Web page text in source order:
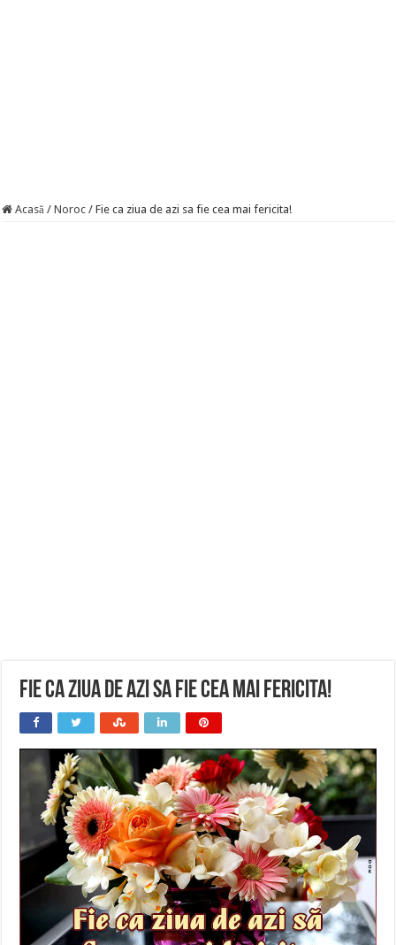
Acasă / Noroc / Fie ca ziua de azi sa fie cea mai fericita!
Fie ca ziua de azi sa fie cea mai fericita!